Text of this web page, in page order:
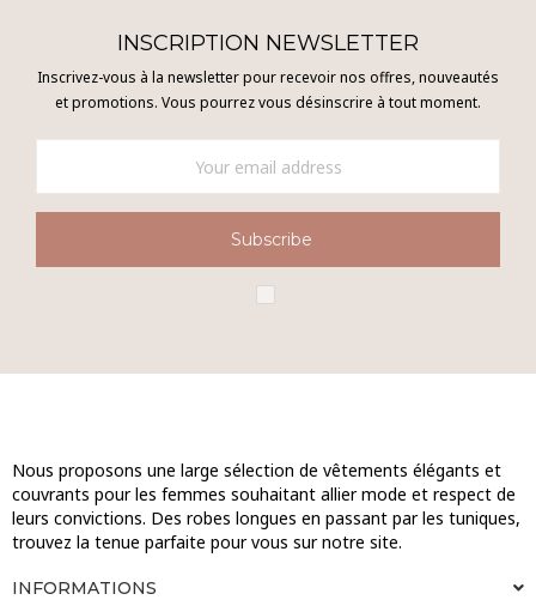
INSCRIPTION NEWSLETTER
Inscrivez-vous à la newsletter pour recevoir nos offres, nouveautés
et promotions. Vous pourrez vous désinscrire à tout moment.
Subscribe
Nous proposons une large sélection de vêtements élégants et
couvrants pour les femmes souhaitant allier mode et respect de
leurs convictions. Des robes longues en passant par les tuniques,
trouvez la tenue parfaite pour vous sur notre site.
INFORMATIONS